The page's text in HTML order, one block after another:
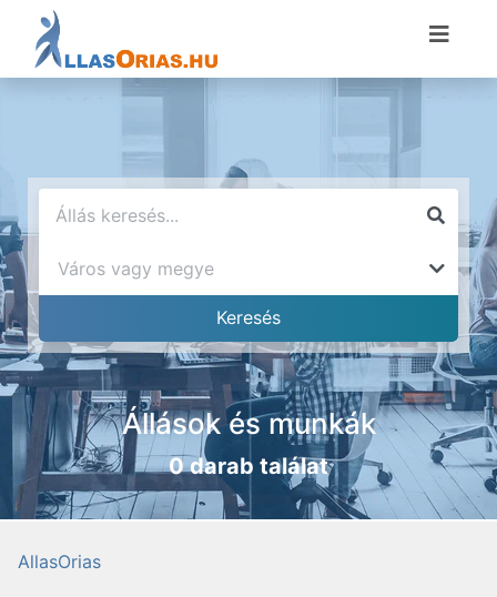
Állások és munkák
0 darab találat
AllasOrias